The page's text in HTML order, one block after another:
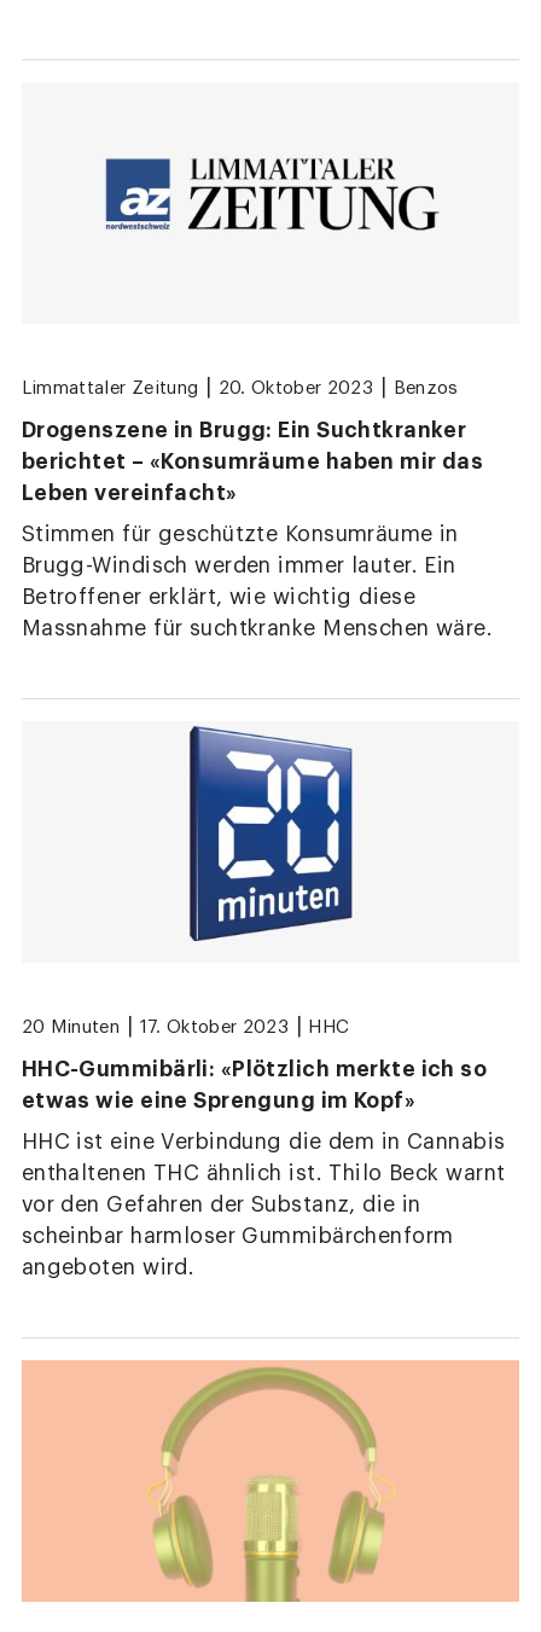
Limmattaler Zeitung 20. Oktober 2023 Benzos
Drogenszene in Brugg: Ein Suchtkranker
berichtet – «Konsumräume haben mir das
Leben vereinfacht»
Stimmen für geschützte Konsumräume in
Brugg-Windisch werden immer lauter. Ein
Betroffener erklärt, wie wichtig diese
Massnahme für suchtkranke Menschen wäre.
20 Minuten 17. Oktober 2023 HHC
HHC-Gummibärli: «Plötzlich merkte ich so
etwas wie eine Sprengung im Kopf»
HHC ist eine Verbindung die dem in Cannabis
enthaltenen THC ähnlich ist. Thilo Beck warnt
vor den Gefahren der Substanz, die in
scheinbar harmloser Gummibärchenform
angeboten wird.